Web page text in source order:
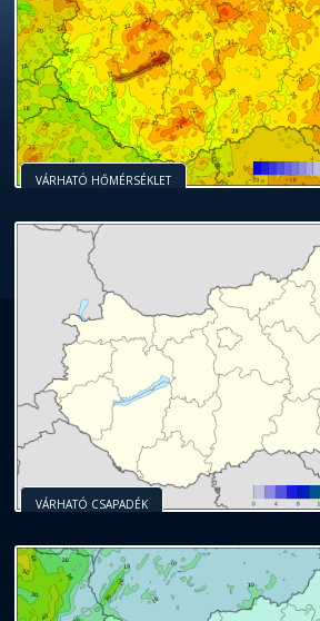
VÁRHATÓ HŐMÉRSÉKLET
VÁRHATÓ CSAPADÉK